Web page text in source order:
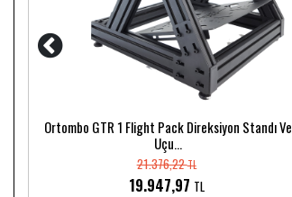
Ortombo GTR 1 Flight Pack Direksiyon Standı Ve
Uçu...
21.376,22TL
19.947,97 TL